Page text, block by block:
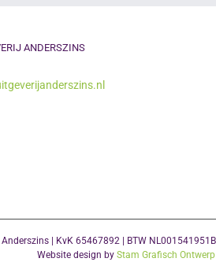
ANDERSZINS
| KvK 65467892 | BTW
Website design by Stam Grafisch Ontwerp